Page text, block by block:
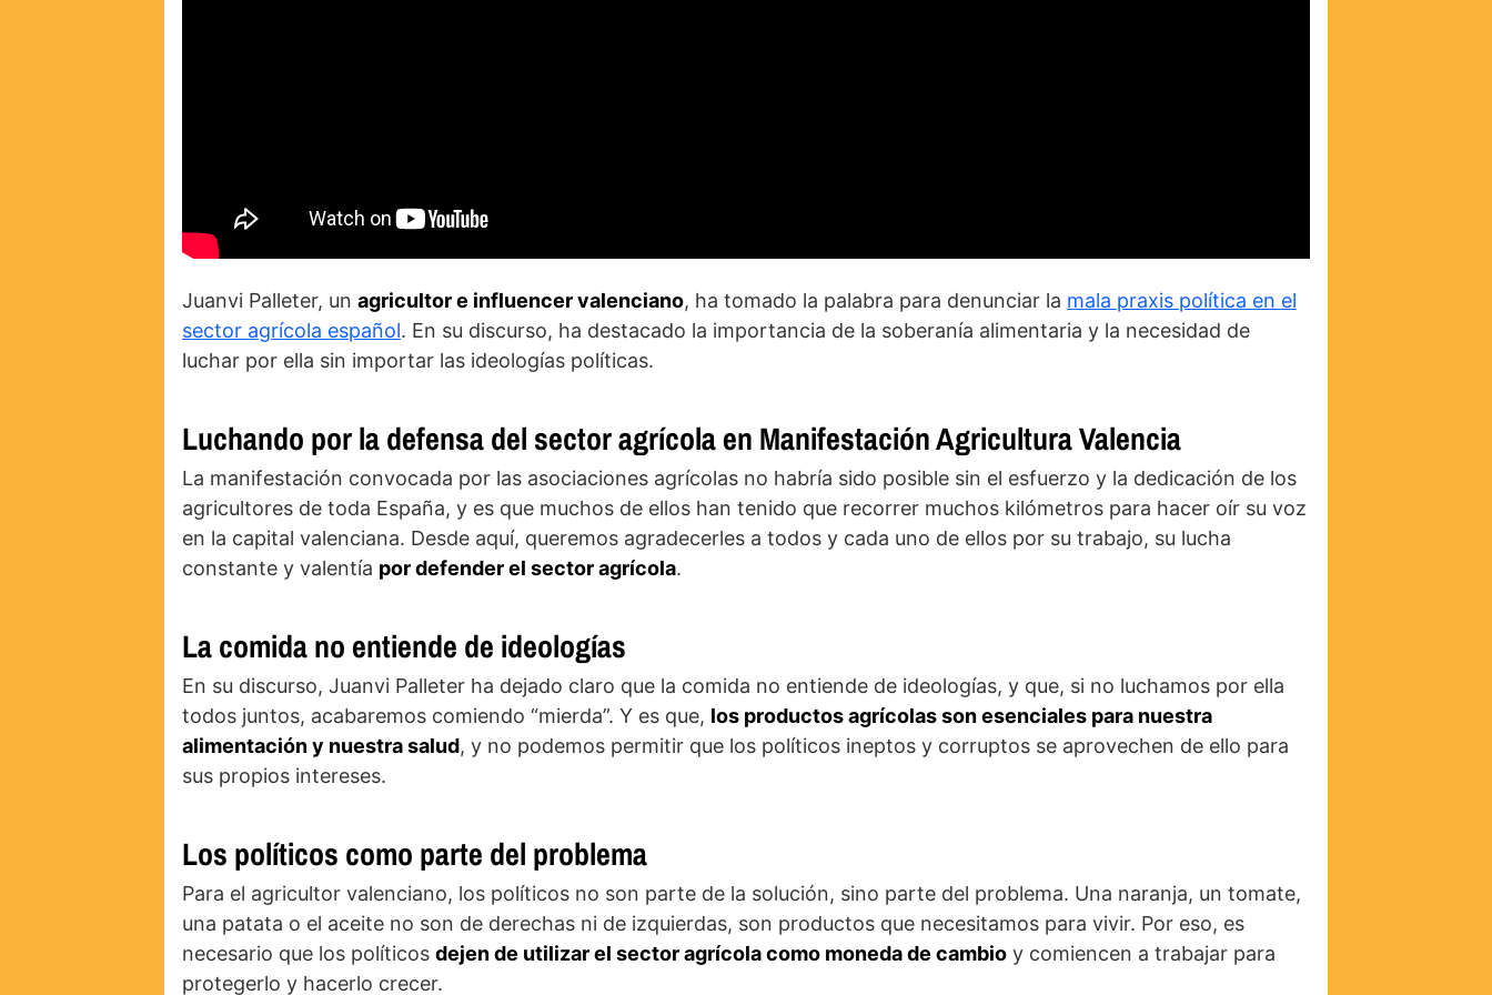
Juanvi Palleter, un agricultor e influencer valenciano, ha tomado la palabra para denunciar la mala praxis política en el
sector agrícola español. En su discurso, ha destacado la importancia de la soberanía alimentaria y la necesidad de
luchar por ella sin importar las ideologías políticas.
Luchando por la defensa del sector agrícola en Manifestación Agricultura Valencia
La manifestación convocada por las asociaciones agrícolas no habría sido posible sin el esfuerzo y la dedicación de los
agricultores de toda España, y es que muchos de ellos han tenido que recorrer muchos kilómetros para hacer oír su voz
en la capital valenciana. Desde aquí, queremos agradecerles a todos y cada uno de ellos por su trabajo, su lucha
constante y valentía por defender el sector agrícola.
La comida no entiende de ideologías
En su discurso, Juanvi Palleter ha dejado claro que la comida no entiende de ideologías, y que, si no luchamos por ella
todos juntos, acabaremos comiendo “mierda”. Y es que, los productos agrícolas son esenciales para nuestra
alimentación y nuestra salud, y no podemos permitir que los políticos ineptos y corruptos se aprovechen de ello para
sus propios intereses.
Los políticos como parte del problema
Para el agricultor valenciano, los políticos no son parte de la solución, sino parte del problema. Una naranja, un tomate,
una patata o el aceite no son de derechas ni de izquierdas, son productos que necesitamos para vivir. Por eso, es
necesario que los políticos dejen de utilizar el sector agrícola como moneda de cambio y comiencen a trabajar para
protegerlo y hacerlo crecer.